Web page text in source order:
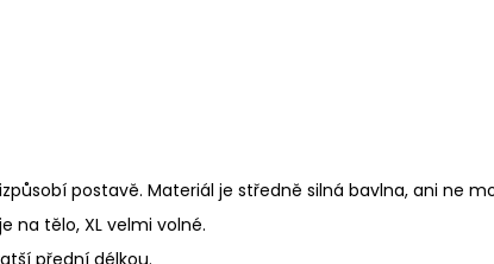
postavě. Materiál je středně silná bavlna, ani ne
na tělo, XL velmi volné.
přední délkou.